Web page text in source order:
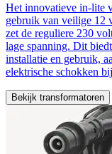
Het innovatieve in-lite
gebruik van veilige 12
zet de reguliere 230
lage spanning. Dit
installatie en gebruik,
elektrische schokken
Bekijk transformatoren